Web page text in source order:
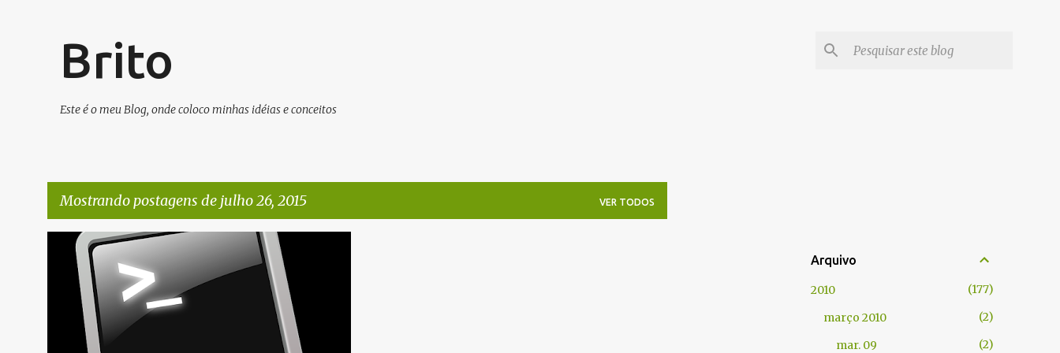
Brito
Este é o meu Blog, onde coloco minhas idéias e conceitos
Mostrando postagens de julho 26, 2015 VER TODOS
LINUX Arquivo
2010
177
março 2010
2
mar. 09
2